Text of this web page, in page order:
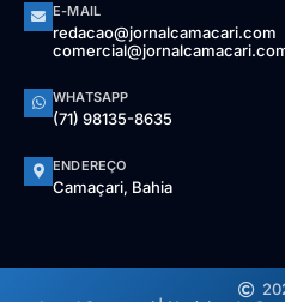
E-MAIL
redacao@jornalcamacari.com
WHATSAPP
(71) 98135-8635
ENDEREÇO
Camaçari, Bahia